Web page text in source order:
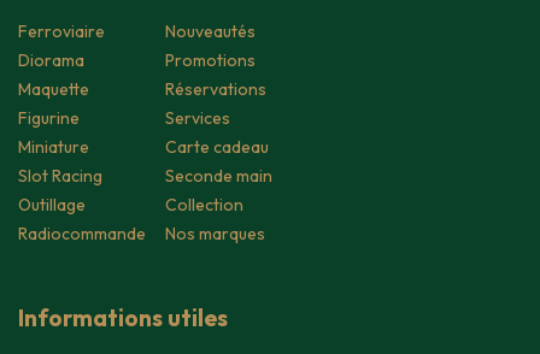
Ferroviaire
Diorama
Maquette
Figurine
Miniature
Slot Racing
Outillage
Radiocommande
Nouveautés
Promotions
Réservations
Services
Carte cadeau
Seconde main
Collection
Nos marques
Informations utiles